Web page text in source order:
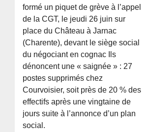
formé un piquet de grève à l’appel
de la CGT, le jeudi 26 juin sur
place du Château à Jarnac
(Charente), devant le siège social
du négociant en cognac Ils
dénoncent une « saignée » : 27
postes supprimés chez
Courvoisier, soit près de 20 % des
effectifs après une vingtaine de
jours suite à l’annonce d’un plan
social.